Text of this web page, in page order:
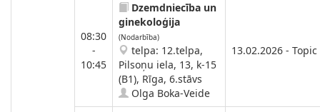
08:30
-
10:45
Dzemdniecība un
ginekoloģija
(Nodarbība)
telpa: 12.telpa,
Pilsoņu iela, 13, k-15
(B1), Rīga, 6.stāvs
Olga Boka-Veide
13.02.2026 - Topic